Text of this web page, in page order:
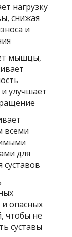
нагрузку
снижая
и
мышцы,
и улучшает
всеми
для
суставов
и опасных
чтобы не
суставы